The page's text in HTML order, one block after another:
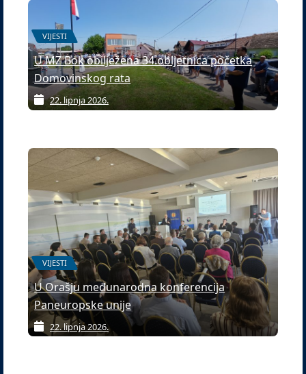
VIJESTI
U MZ Bok obilježena 34.obljetnica početka
Domovinskog rata
22. lipnja 2026.
VIJESTI
U Orašju međunarodna konferencija
Paneuropske unije
22. lipnja 2026.